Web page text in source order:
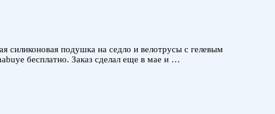
силиконовая подушка на седло и велотрусы с гелевым
бесплатно. Заказ сделал еще в мае и …